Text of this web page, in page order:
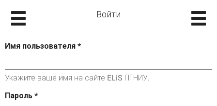
Войти
Имя пользователя *
Укажите ваше имя на сайте ELiS ПГНИУ.
Пароль *